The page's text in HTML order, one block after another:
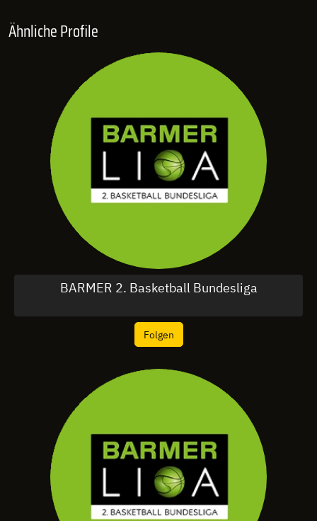
Ähnliche Profile
BARMER 2. Basketball Bundesliga
Folgen